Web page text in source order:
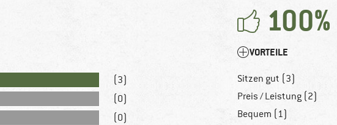
100%
(3)
(0)
(0)
VORTEILE
Sitzen gut (3)
Preis / Leistung (2)
Bequem (1)